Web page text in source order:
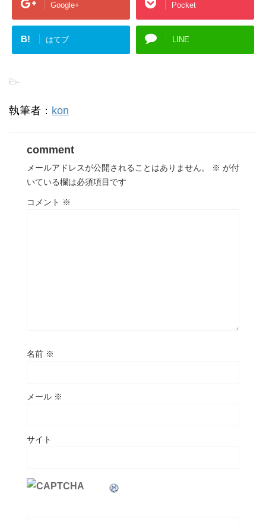
Google+ Pocket
B! はてブ LINE
-
執筆者： kon
comment
メールアドレスが公開されることはありません。 ※ が付
いている欄は必須項目です
コメント ※
名前 ※
メール ※
サイト